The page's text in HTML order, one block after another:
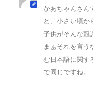
かあちゃんさん
と、小さい頃か
子供がそんな冠
まぁそれを言
む日本語に関す
で同じですね。